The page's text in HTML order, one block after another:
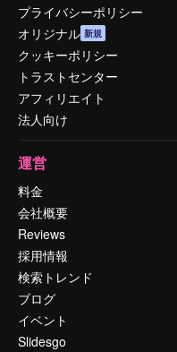
プライバシーポリシー
オリジナル 新規
クッキーポリシー
トラストセンター
アフィリエイト
法人向け
運営
料金
会社概要
Reviews
採用情報
検索トレンド
ブログ
イベント
Slidesgo